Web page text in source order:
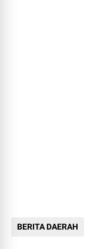
BERITA DAERAH